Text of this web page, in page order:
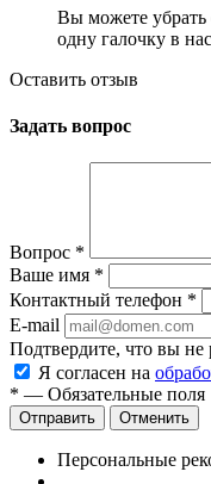
Вы можете убрать
одну галочку в
Оставить отзыв
Задать вопрос
Вопрос *
Ваше имя *
Контактный телефон *
E-mail
Подтвердите, что вы не
Я согласен на
* — Обязательные поля
Отменить
Персональные